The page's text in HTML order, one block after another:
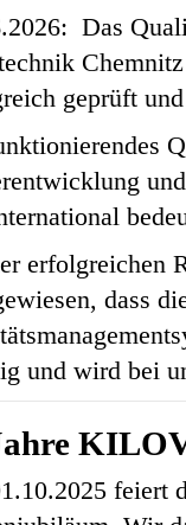
Das
geprüft
erfolgreichen
dass
und wird bei
feiert